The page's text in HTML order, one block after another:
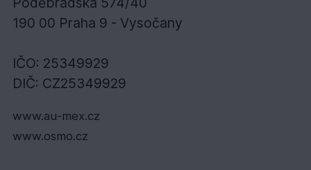
190 00 Praha 9 - Vysočany
IČO: 25349929
DIČ: CZ25349929
www.au-mex.cz
www.osmo.cz